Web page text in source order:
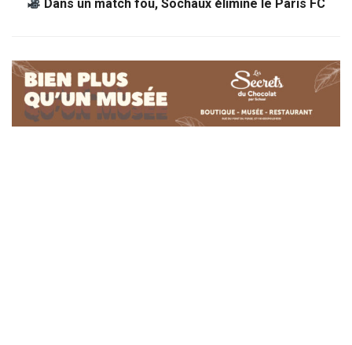
Dans un match fou, Sochaux élimine le Paris FC